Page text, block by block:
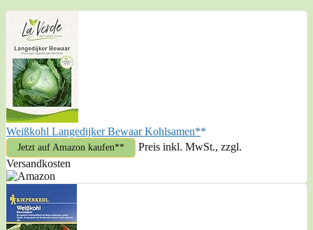
Weißkohl Langedijker Bewaar Kohlsamen*
Jetzt auf Amazon kaufen*
Preis inkl. MwSt., zzgl.
Versandkosten